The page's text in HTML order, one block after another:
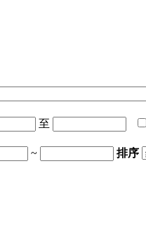
至
~
排序